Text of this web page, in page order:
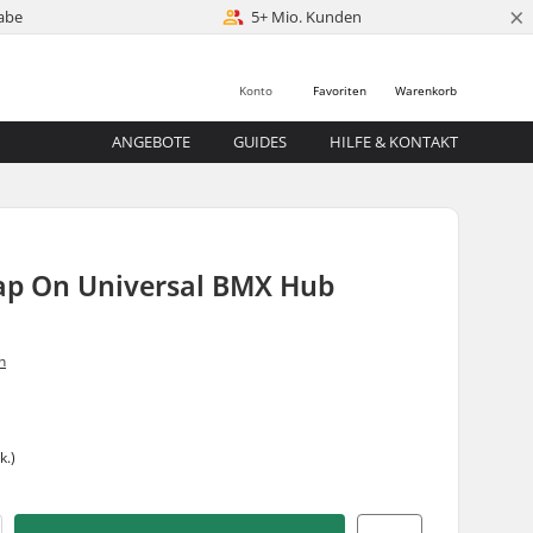
5+ Mio. Kunden ×
Warenkorb
Favoriten
Konto
ANGEBOTE GUIDES HILFE & KONTAKT
On Universal BMX Hub